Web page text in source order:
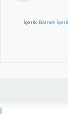
İçerik Balnet